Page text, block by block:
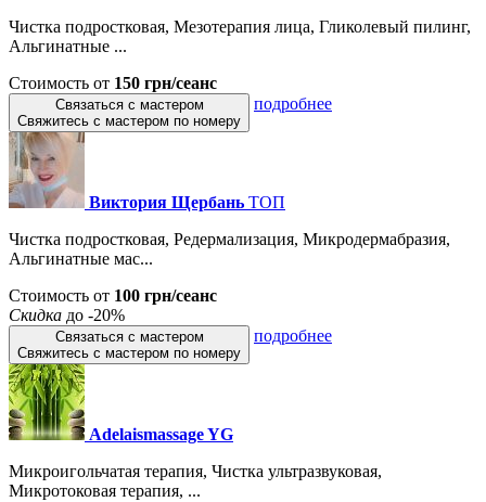
Чистка подростковая, Мезотерапия лица, Гликолевый пилинг,
Альгинатные ...
Стоимость от 150 грн/сеанс
Связаться с мастером
Свяжитесь с мастером по номеру
подробнее
Виктория Щербань ТОП
Чистка подростковая, Редермализация, Микродермабразия,
Альгинатные мас...
Стоимость от 100 грн/сеанс
Скидка до -20%
Связаться с мастером
Свяжитесь с мастером по номеру
подробнее
Adelaismassage YG
Микроигольчатая терапия, Чистка ультразвуковая,
Микротоковая терапия, ...